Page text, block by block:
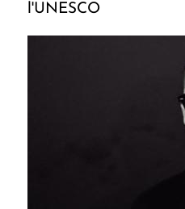
l'UNESCO